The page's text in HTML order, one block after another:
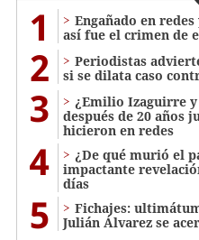
1
Engañado en
así fue el crimen de
2
Periodistas
si se dilata caso
3
¿Emilio Izaguirre
después de 20 años
hicieron en redes
4
¿De qué murió el
impactante
días
5
Fichajes:
Julián Álvarez se